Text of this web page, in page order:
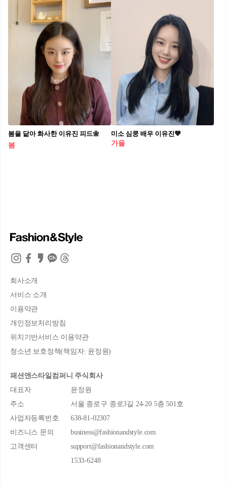
봄을 닮아 화사한 이유진 피드🌼
봄
미소 심쿵 배우 이유진💙
가을
회사소개
서비스 소개
이용약관
개인정보처리방침
위치기반서비스 이용약관
청소년 보호정책(책임자: 윤정원)
패션앤스타일컴퍼니 주식회사
대표자
윤정원
주소
서울 종로구 종로3길 24-20 5층 501호
사업자등록번호
638-81-02307
비즈니스 문의
business@fashionandstyle.com
고객센터
support@fashionandstyle.com
1533-6248